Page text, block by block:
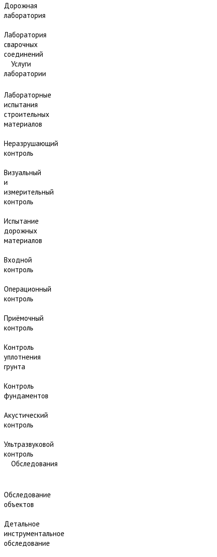
Дорожная
лаборатория
Лаборатория
сварочных
соединений
Услуги
лаборатории
Лабораторные
испытания
строительных
материалов
Неразрушающий
контроль
Визуальный
и
измерительный
контроль
Испытание
дорожных
материалов
Входной
контроль
Операционный
контроль
Приёмочный
контроль
Контроль
уплотнения
грунта
Контроль
фундаментов
Акустический
контроль
Ультразвуковой
контроль
Обследования
Обследование
объектов
Детальное
инструментальное
обследование